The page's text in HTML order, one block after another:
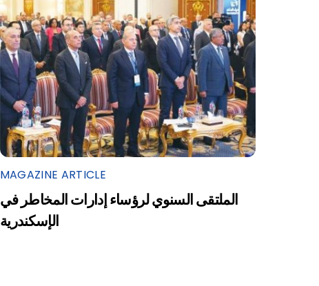
MAGAZINE ARTICLE
الملتقى السنوي لرؤساء إدارات المخاطر في